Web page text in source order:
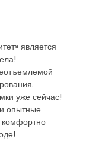
является
уже сейчас!
опытные
комфортно